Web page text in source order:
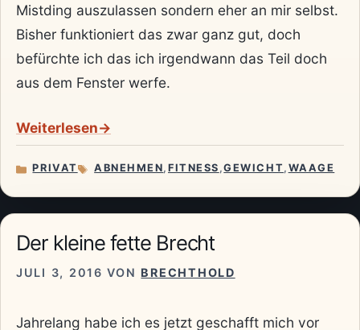
Mistding auszulassen sondern eher an mir selbst.
Bisher funktioniert das zwar ganz gut, doch
befürchte ich das ich irgendwann das Teil doch
aus dem Fenster werfe.
Weiterlesen
KATEGORIEN
PRIVAT
SCHLAGWÖRTER
ABNEHMEN, FITNESS ,GEWICHT , WAAGE
Der kleine fette Brecht
JULI 3, 2016 VON BRECHTHOLD
Jahrelang habe ich es jetzt geschafft mich vor